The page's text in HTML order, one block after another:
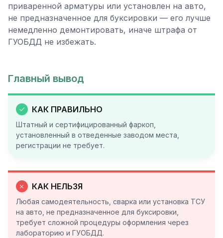
приваренной арматуры или установлен на авто,
не предназначенное для буксировки — его лучше
немедленно демонтировать, иначе штрафа от
ГУОБДД не избежать.
Главный вывод
КАК ПРАВИЛЬНО
Штатный и сертифицированный фаркоп,
установленный в отведенные заводом места,
регистрации не требует.
КАК НЕЛЬЗЯ
Любая самодеятельность, сварка или установка ТСУ
на авто, не предназначенное для буксировки,
требует сложной процедуры оформления через
лабораторию и ГУОБДД.